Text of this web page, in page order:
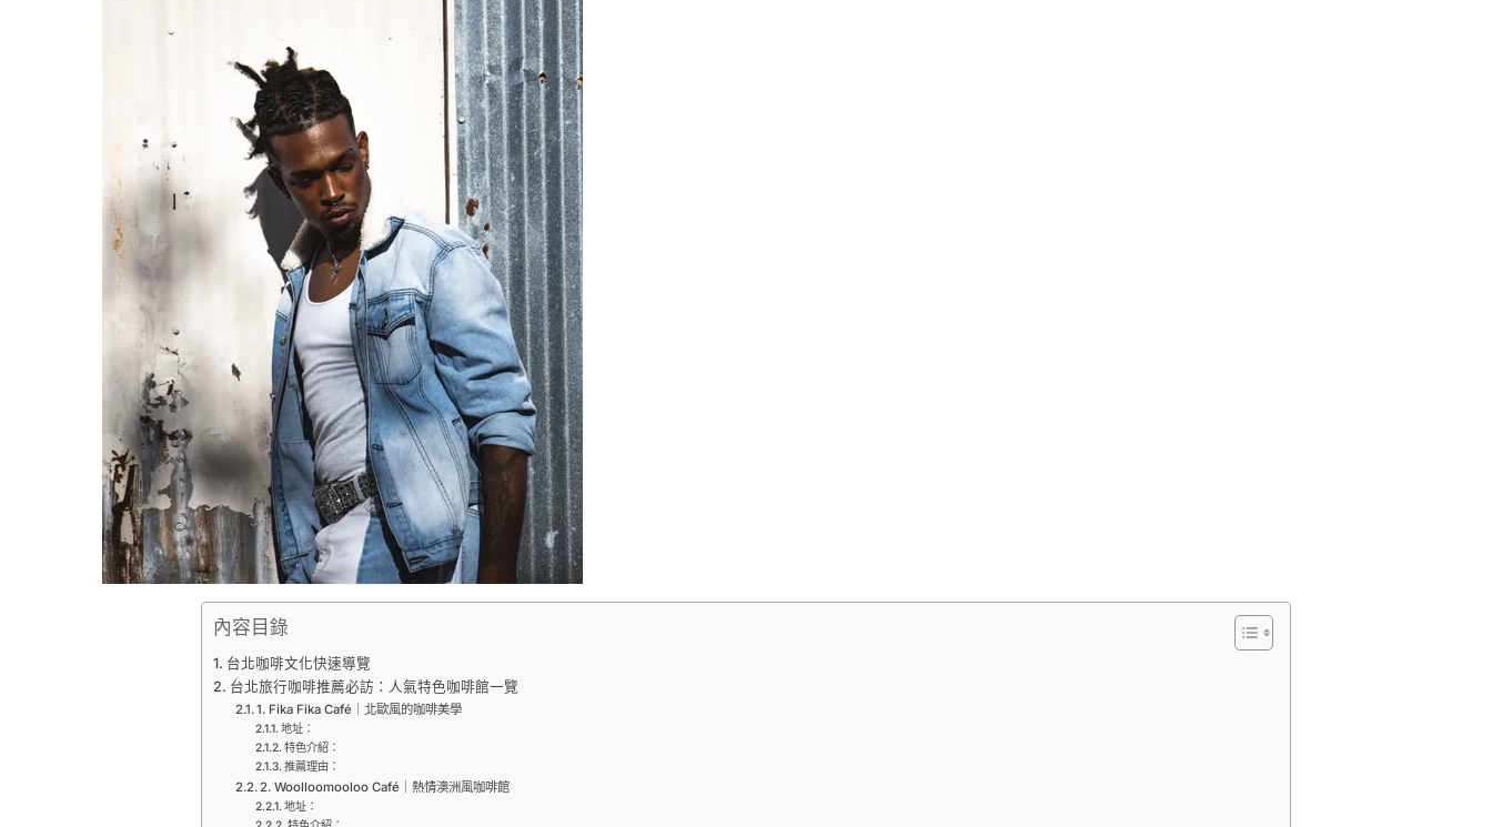
內容目錄
台北咖啡文化快速導覽
台北旅行咖啡推薦必訪：人氣特色咖啡館一覽
1. Fika Fika Café｜北歐風的咖啡美學
地址：
特色介紹：
推薦理由：
2. Woolloomooloo Café｜熱情澳洲風咖啡館
地址：